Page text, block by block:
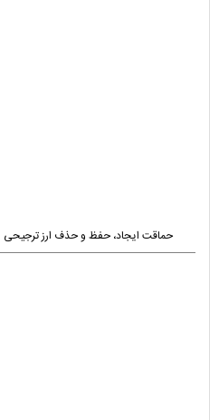
حماقت ایجاد، حفظ و حذف ارز ترجیحی